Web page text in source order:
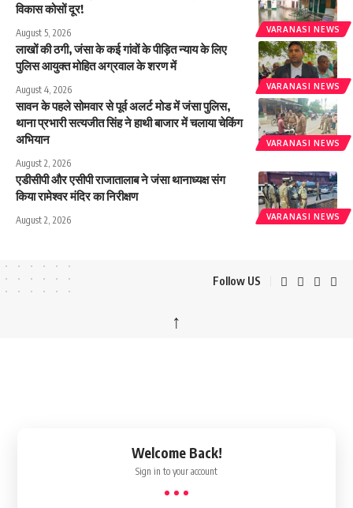
VARANASI NEWS
विकास कोसों दूर!
August 5, 2026
VARANASI NEWS
लाखों की ठगी, जंसा के कई गांवों के पीड़ित न्याय के लिए
पुलिस आयुक्त मोहित अग्रवाल के शरण में
August 4, 2026
VARANASI NEWS
सावन के पहले सोमवार से पूर्व अलर्ट मोड में जंसा पुलिस,
थाना प्रभारी सत्यजीत सिंह ने हाथी बाजार में चलाया चेकिंग
अभियान
August 2, 2026
VARANASI NEWS
एडीसीपी और एसीपी राजातालाब ने जंसा थानाध्यक्ष संग
किया रामेश्वर मंदिर का निरीक्षण
August 2, 2026
Follow US
↑
Welcome Back!
Sign in to your account